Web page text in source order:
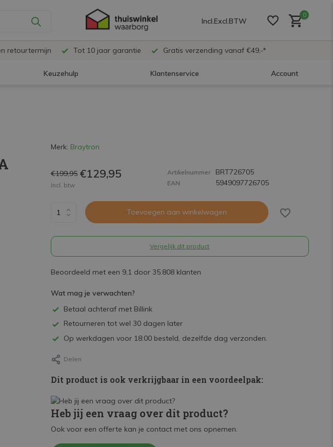
Incl.Excl.BTW
0
retourtermijn Tot 10 jaar garantie Gratis verzending vanaf €49,-*
Keuzehulp Klantenservice Account
Merk: Braytron
€199,95 €129,95
Incl. btw
Artikelnummer BRT726705
EAN 5949097726705
Toevoegen aan winkelwagen
Vergelijk dit product
Beoordeeld met een 9,1 door 35.808 klanten
Wat mag je verwachten?
Betaal achteraf met Billink
Retourneren tot wel 30 dagen later
Op werkdagen voor 18:00 besteld, dezelfde dag verzonden.
Delen
Dit product is ook verkrijgbaar in een voordeelpak:
Heb jij een vraag over dit product?
Ook voor een offerte kan je contact met ons opnemen.